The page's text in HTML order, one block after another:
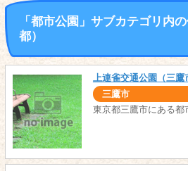
「都市公園」サブカテゴリ内
都）
上連雀交通公園（三鷹
三鷹市
東京都三鷹市にある都